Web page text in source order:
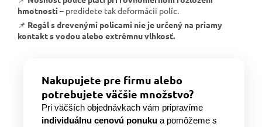
hmotnosti – predídete tak deformácii políc.
📌 Regál s drevenými policami nie je určený na priamy
kontakt s vodou alebo extrémnu vlhkosť.
Nakupujete pre firmu alebo
potrebujete väčšie množstvo?
Pri väčších objednávkach vám pripravíme
individuálnu cenovú ponuku a pomôžeme s